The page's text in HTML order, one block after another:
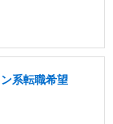
系転職希望